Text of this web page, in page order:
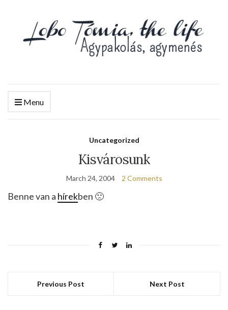
Menu
Uncategorized
Kisvárosunk
March 24, 2004 2 Comments
Benne van a hírekben 🙁
Previous Post Next Post